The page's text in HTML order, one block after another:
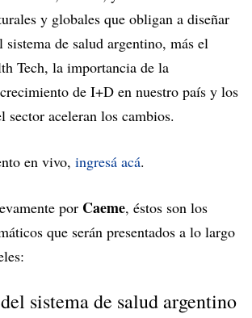
y globales que obligan a diseñar
sistema de salud argentino, más el
Tech, la importancia de la
de I+D en nuestro país y los
sector aceleran los cambios.
en vivo, ingresá acá.
por Caeme, éstos son los
que serán presentados a lo largo
sistema de salud argentino